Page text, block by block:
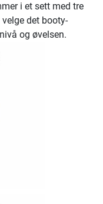
i et sett med tre
det booty-
og øvelsen.